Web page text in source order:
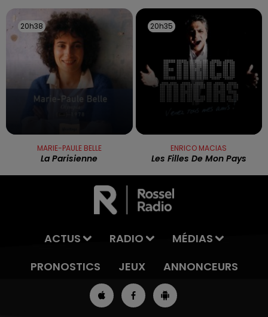
20h38
20h38
MARIE-PAULE BELLE
La Parisienne
20h35
20h35
ENRICO MACIAS
Les Filles De Mon Pays
ACTUS RADIO
MÉDIAS
PRONOSTICS
JEUX ANNONCEURS